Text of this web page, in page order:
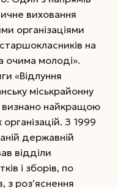
виховання
організаціями
на
очима молоді».
«Відлуння
міськрайонну
визнано найкращою
З 1999
державній
відділи
і зборів, по
з роз’яснення